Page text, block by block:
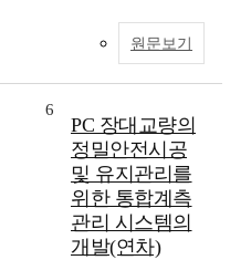
원문보기
6
PC 장대교량의
정밀안전시공
및 유지관리를
위한 통합계측
관리 시스템의
개발(연차)